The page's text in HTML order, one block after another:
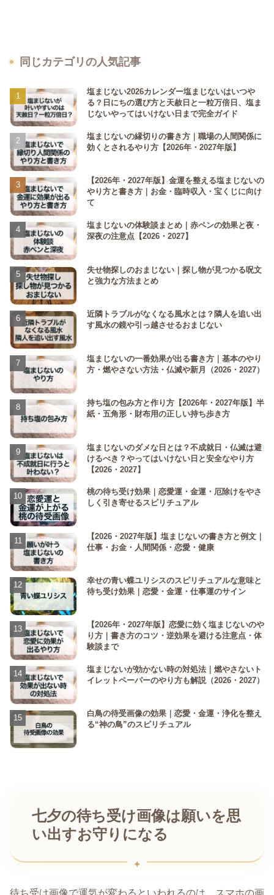
同じカテゴリの人気記事
塩まじない2026カレンダー塩まじないはいつや
る？日にちの選び方と天赦日と一粒万倍日、塩ま
じないやってはいけない日まで完全ガイド
塩まじないの縁切りの書き方｜職場の人間関係に
効くとされるやり方【2026年・2027年版】
【2026年・2027年版】金運を整える塩まじないの
やり方と書き方｜お金・臨時収入・宝くじに向け
て
塩まじないの体験談まとめ｜赤ペンの効果と夜・
深夜の注意点【2026・2027】
失せ物探しのおまじない｜探し物が見つかる呪文
と強力な方法まとめ
近隣トラブルがなくなる風水とは？隣人を追い出
す風水の鏡や引っ越させるおまじない
塩まじないの一番効果が出る書き方｜基本のやり
方・燃やさない方法・仏滅や新月（2026・2027）
持ち塩の包み方と作り方【2026年・2027年版】半
紙・五角形・財布用の正しい持ち歩き方
塩まじないのダメな日とは？不成就日・仏滅は避
けるべき？やってはいけない日と安全なやり方
【2026・2027】
桃の待ち受け効果｜恋愛運・金運・厄除けをやさ
しく引き寄せるスピリチュアル
【2026・2027年版】塩まじないの書き方と例文｜
仕事・お金・人間関係・恋愛・健康
幸せの青い蝶ユリシスのスピリチュアルな意味と
待ち受け効果｜恋愛・金運・仕事運のサイン
【2026年・2027年版】恋愛に効く塩まじないのや
り方｜書き方のコツ・逆効果を避ける注意点・体
験談まで
塩まじないが効かない時の対処法｜燃やさないト
イレットペーパーのやり方も解説（2026・2027）
白鳥の待受画像の効果｜恋愛・金運・浄化を整え
る“神の鳥”のスピリチュアル
七夕の待ち受け画像は願いを思
い出すお守りになる